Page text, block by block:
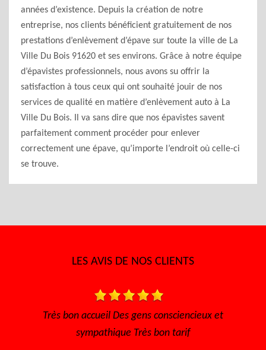
années d’existence. Depuis la création de notre
entreprise, nos clients bénéficient gratuitement de nos
prestations d’enlèvement d’épave sur toute la ville de La
Ville Du Bois 91620 et ses environs. Grâce à notre équipe
d’épavistes professionnels, nous avons su offrir la
satisfaction à tous ceux qui ont souhaité jouir de nos
services de qualité en matière d’enlèvement auto à La
Ville Du Bois. Il va sans dire que nos épavistes savent
parfaitement comment procéder pour enlever
correctement une épave, qu’importe l’endroit où celle-ci
se trouve.
LES AVIS DE NOS CLIENTS
Très bon accueil, rapide pour avoir un rendez
l'écoute Disponible, sérieux et efficace... Merci